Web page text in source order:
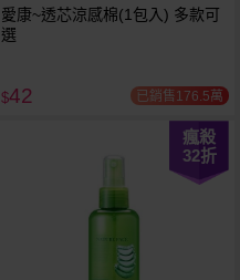
愛康~透芯涼感棉(1包入) 多款可
選
$42 已銷售176.5萬
瘋殺
32折